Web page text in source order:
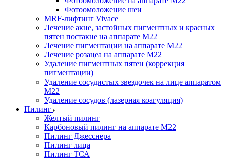
Фотоомоложение шеи
MRF-лифтинг Vivace
Лечение акне, застойных пигментных и красных
пятен постакне на аппарате М22
Лечение пигментации на аппарате М22
Лечение розацеа на аппарате M22
Удаление пигментных пятен (коррекция
пигментации)
Удаление сосудистых звездочек на лице аппаратом
М22
Удаление сосудов (лазерная коагуляция)
Пилинг
Желтый пилинг
Карбоновый пилинг на аппарате M22
Пилинг Джесснера
Пилинг лица
Пилинг ТСА